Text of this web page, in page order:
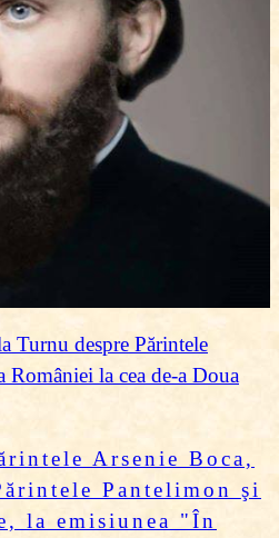
Turnu despre Părintele
României la cea de-a Doua
Arsenie Boca,
Pantelimon şi
la emisiunea "În